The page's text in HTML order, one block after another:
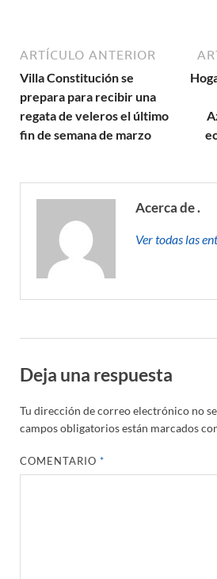
ARTÍCULO ANTERIOR
Villa Constitución se
prepara para recibir una
regata de veleros el último
fin de semana de marzo
Acerca de .
Ver todas las
Deja una respuesta
Tu dirección de correo electrónico no
campos obligatorios están marcados
COMENTARIO*